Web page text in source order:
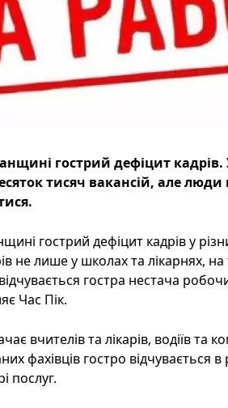
гострий дефіцит
тисяч вакансій, але люди
гострий дефіцит кадрів у
не лише у школах та лікарнях,
гостра нестача
Час Пік.
вчителів та лікарів, водіїв та
фахівців гостро відчувається
послуг.